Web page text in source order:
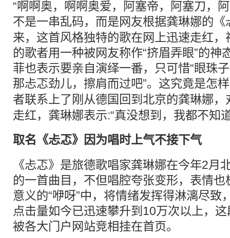
“啊啊奥，啊啊奥爱，阿塞帝，阿塞刀，
不是一串乱码，而是网友根据龚琳娜的《
来，这首风格独特的歌在网上迅速走红
的歌者用一种被网友称作“挤眉弄眼”的神
菲也表示要亲自演绎一番，只可惜“眼珠
那忐忑劲儿，擦肩而过吧”。这究竟是怎
者联系上了刚从德国回到北京的龚琳娜，
走红，龚琳娜表示:“真没想到，我都不知
取名《忐忑》因为唱时上气不接下气
《忐忑》是旅德歌唱家龚琳娜在今年2月
的一首曲目，不但唱腔夸张变形，表情
意义的“咿呀”中，将情绪发挥得淋漓尽致
点击量如今已迅速攀升到10万次以上，
被各大门户网站竞相挂在首页。